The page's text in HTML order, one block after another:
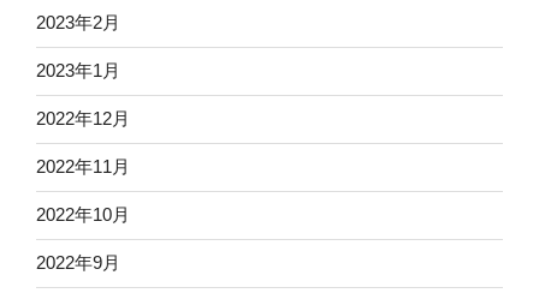
2023年2月
2023年1月
2022年12月
2022年11月
2022年10月
2022年9月